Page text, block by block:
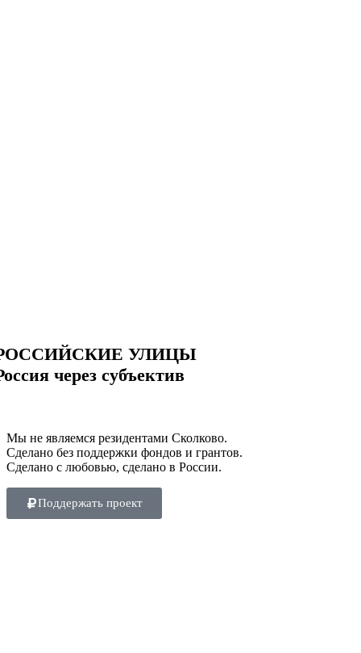
УЛИЦЫ
через субъектив
Мы не являемся резидентами Сколково.
Сделано без поддержки фондов и грантов.
Сделано с любовью, сделано в России.
Поддержать проект